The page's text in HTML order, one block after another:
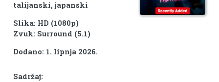
talijanski, japanski
Slika: HD (1080p)
Zvuk: Surround (5.1)
Dodano: 1. lipnja 2026.
Sadržaj: